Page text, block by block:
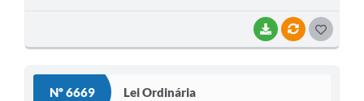
BAIXARVÍNCULOS
Nº 6669 Lei Ordinária